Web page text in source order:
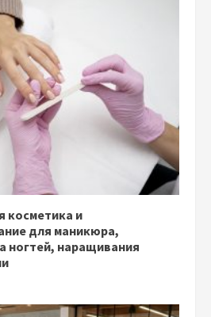
косметика и
для маникюра,
ногтей, наращивания